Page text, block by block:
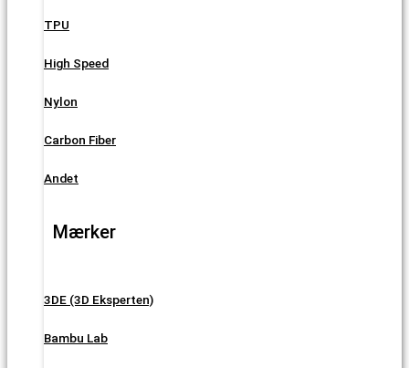
TPU
High Speed
Nylon
Carbon Fiber
Andet
Mærker
3DE (3D Eksperten)
Bambu Lab